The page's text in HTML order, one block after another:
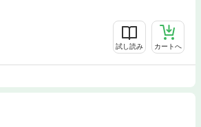
試し読み カートへ